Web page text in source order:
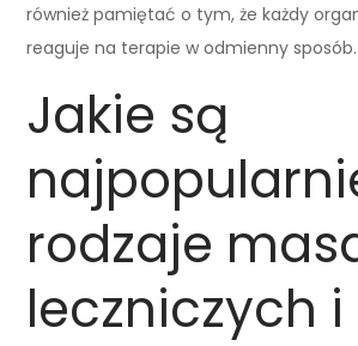
również pamiętać o tym, że każdy
reaguje na terapie w odmienny sposób.
Jakie są
rodzaje
leczniczych i